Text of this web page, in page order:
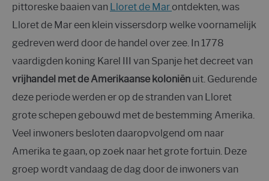
pittoreske baaien van Lloret de Marontdekten, was
Lloret de Mar een klein vissersdorp welke voornamelijk
gedreven werd door de handel over zee. In 1778
vaardigden koning Karel III van Spanje het decreet van
vrijhandel met de Amerikaanse koloniën uit. Gedurende
deze periode werden er op de stranden van Lloret
grote schepen gebouwd met de bestemming Amerika.
Veel inwoners besloten daaropvolgend om naar
Amerika te gaan, op zoek naar het grote fortuin. Deze
groep wordt vandaag de dag door de inwoners van